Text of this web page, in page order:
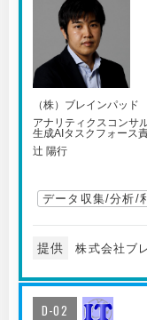
（株）ブレインパッド
アナリティクスコンサ
生成AIタスクフォース
辻 陽行
データ収集/分析/
提供 株式会社ブ
D-02